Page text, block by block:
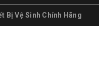
Bị Vệ Sinh Chính Hãng